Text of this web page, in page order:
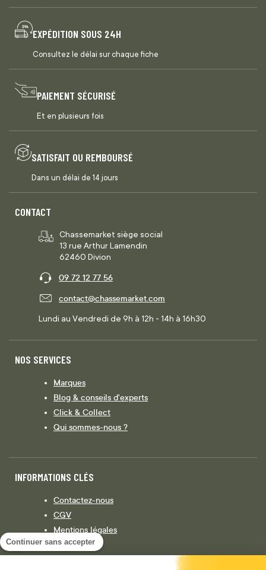
Continuer sans accepter
EXPÉDITION SOUS 24H
Consultez le délai sur chaque fiche
PAIEMENT SÉCURISÉ
Et en plusieurs fois
SATISFAIT OU REMBOURSÉ
Dans un délai de 14 jours
CONTACT
Chassemarket siège social
13 rue Arthur Lamendin
62460 Divion
09 72 12 77 56
contact@chassemarket.com
Lundi au Vendredi de 9h à 12h - 14h à 16h30
NOS SERVICES
Marques
Blog & conseils d'experts
Click & Collect
Qui sommes-nous ?
INFORMATIONS CLÉS
Contactez-nous
CGV
Mentions légales
Législation